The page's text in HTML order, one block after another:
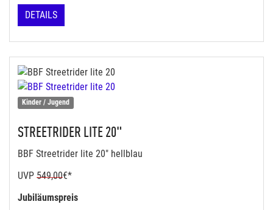
DETAILS
Kinder / Jugend
STREETRIDER LITE 20"
BBF Streetrider lite 20" hellblau
UVP 549,00€*
Jubiläumspreis